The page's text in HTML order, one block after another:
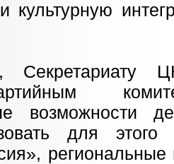
культурную
Секретариату
возможности
для этого